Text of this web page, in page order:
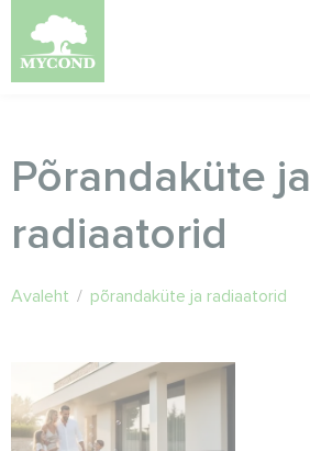
Põrandaküte ja
radiaatorid
Avaleht / põrandaküte ja radiaatorid